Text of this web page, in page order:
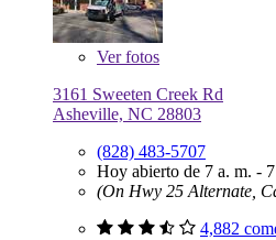
Verfotos
3161 Sweeten Creek Rd
Asheville, NC 28803
(828) 483-5707
Hoy abierto de 7 a. m. -
(On Hwy 25 Alternate,
4,882